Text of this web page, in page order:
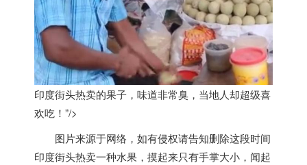
印度街头热卖的果子，味道非常臭，当地人却超级喜
欢吃！”/>
图片来源于网络，如有侵权请告知删除这段时间
印度街头热卖一种水果，摸起来只有手掌大小，闻起